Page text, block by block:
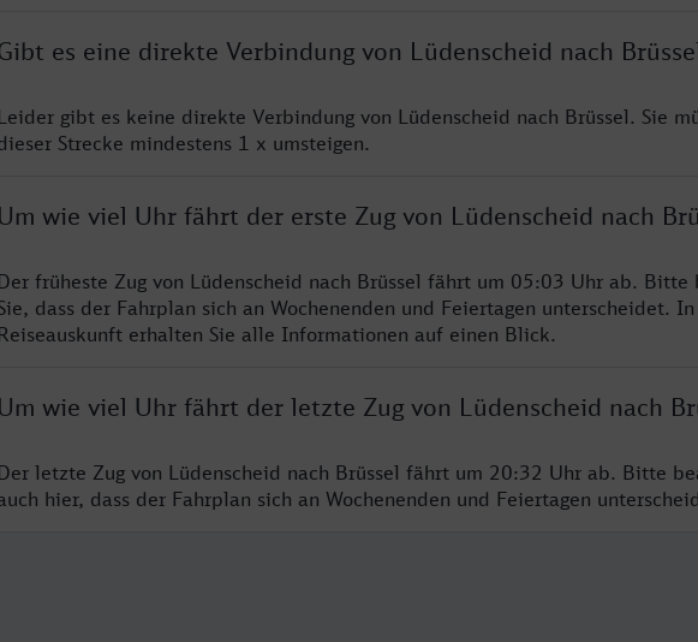
es eine direkte Verbindung von Lüdenscheid nach
gibt es keine direkte Verbindung von Lüdenscheid nach Brüssel. Sie
Strecke mindestens 1 x umsteigen.
Um wie viel Uhr fährt der erste Zug von Lüdenscheid nach
früheste Zug von Lüdenscheid nach Brüssel fährt um 05:03 Uhr ab. Bitte
dass der Fahrplan sich an Wochenenden und Feiertagen unterscheidet.
erhalten Sie alle Informationen auf einen Blick.
Um wie viel Uhr fährt der letzte Zug von Lüdenscheid nach
letzte Zug von Lüdenscheid nach Brüssel fährt um 20:32 Uhr ab. Bitte
hier, dass der Fahrplan sich an Wochenenden und Feiertagen